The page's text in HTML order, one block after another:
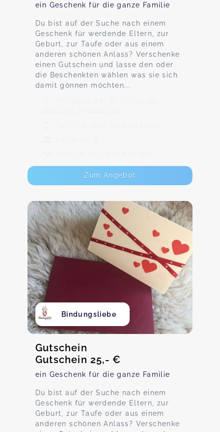
ein Geschenk für die ganze Familie
Du bist auf der Suche nach einem
Geschenk für werdende Eltern, zur
Geburt, zur Taufe oder aus einem
anderen schönen Anlass? Verschenke
einen Gutschein und lasse den oder
die Beschenkten wählen was sie sich
damit gönnen möchten...
Königsberger Str. 11, 74321
Bietigheim-Bissingen
Termine nach Vereinbarung
Ab 10,00 €
Max. 10 TeilnehmerInnen
Zum Angebot
Bindungsliebe
Gutschein
Gutschein 25,- €
ein Geschenk für die ganze Familie
Du bist auf der Suche nach einem
Geschenk für werdende Eltern, zur
Geburt, zur Taufe oder aus einem
anderen schönen Anlass? Verschenke